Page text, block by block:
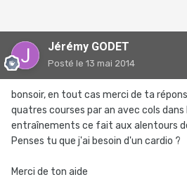
Jérémy GODET
Posté le 13 mai 2014
bonsoir, en tout cas merci de ta
quatres courses par an avec cols dans
entraînements ce fait aux alentours
Penses tu que j'ai besoin d'un cardio ?
Merci de ton aide